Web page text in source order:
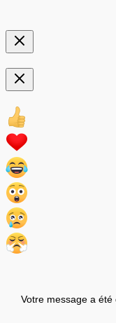
Votre message a